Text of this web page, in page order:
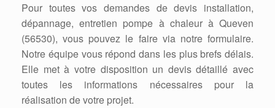
Pour toutes vos demandes de devis installation,
dépannage, entretien pompe à chaleur à Queven
(56530), vous pouvez le faire via notre formulaire.
Notre équipe vous répond dans les plus brefs délais.
Elle met à votre disposition un devis détaillé avec
toutes les informations nécessaires pour la
réalisation de votre projet.